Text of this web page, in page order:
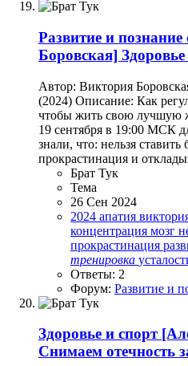
Развитие и познание
Боровская]
Автор: Виктория
(2024) Описание: Как
чтобы жить свою лучшую
19 сентября в 19:00 МСК
знали, что: нельзя
прокрастинация и
Брат Тук
Тема
26 Сен 2024
2024 апатия
концентрация мозг
прокрастинация
тренировка
Ответы: 2
Форум: Развитие и
Здоровье и спорт
Снимаем отечность